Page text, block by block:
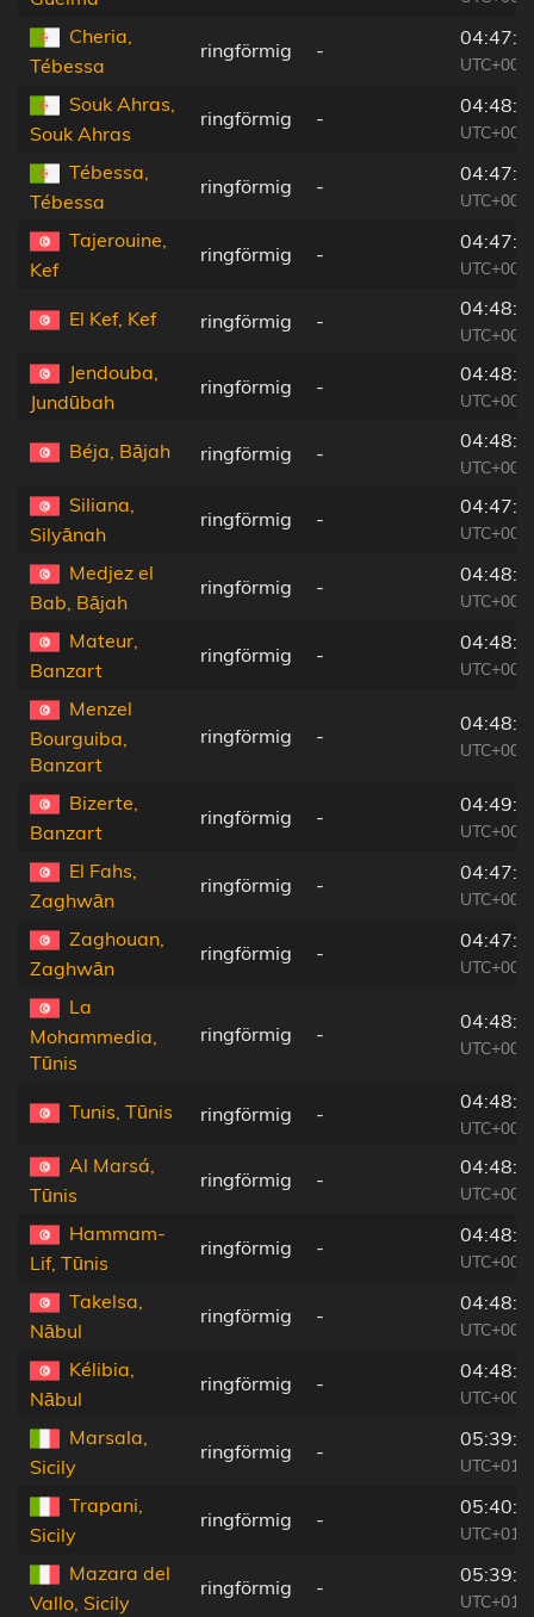
Cheria,
Tébessa
ringförmig -
Souk Ahras,
Souk Ahras
ringförmig -
Tébessa,
Tébessa
ringförmig -
Tajerouine,
Kef
ringförmig -
El Kef, Kef ringförmig -
Jendouba,
Jundūbah
ringförmig -
Béja, Bājah ringförmig -
Siliana,
Silyānah
ringförmig -
Medjez el
Bab, Bājah
ringförmig -
Mateur,
Banzart
ringförmig -
Menzel
Bourguiba,
Banzart
ringförmig -
Bizerte,
Banzart
ringförmig -
El Fahs,
Zaghwān
ringförmig -
Zaghouan,
Zaghwān
ringförmig -
La
Mohammedia,
Tūnis
ringförmig -
Tunis, Tūnis ringförmig -
Al Marsá,
Tūnis
ringförmig -
Hammam-
Lif, Tūnis
ringförmig -
Takelsa,
Nābul
ringförmig -
Kélibia,
Nābul
ringförmig -
Marsala,
Sicily
ringförmig -
Trapani,
Sicily
ringförmig -
Mazara del
Vallo, Sicily
ringförmig -